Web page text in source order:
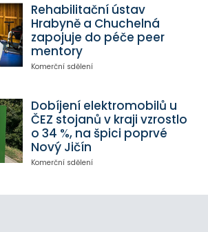
Rehabilitační ústav
Hrabyně a Chuchelná
zapojuje do péče peer
mentory
Komerční sdělení
Dobíjení elektromobilů u
ČEZ stojanů v kraji vzrostlo
o 34 %, na špici poprvé
Nový Jičín
Komerční sdělení